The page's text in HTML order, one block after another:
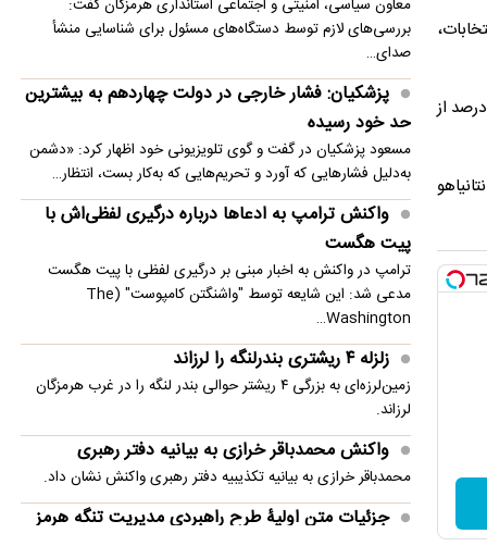
انتخابات،
این در حالی است که تازه‌ترین نظرسنجی منتشرشده توسط موسسه دموکراسی اسرائیل نشان می‌دهد ۶۱ درصد از شهروندان اسرائیل و ۵۷ درصد از
نتانیاهو
مسیر رقابت‌پذیری صنعت قطعه‌سازی است
سنتکام: به محاصره دریایی ایران ادامه می دهیم
مصر خواستار تدوین چشم‌انداز مشترک عربی برای
امنیت منطقه شد
معاون سیاسی، امنیتی و اجتماعی استانداری هرمزگان گفت:
بررسی‌های لازم توسط دستگاه‌های مسئول برای شناسایی منشأ
صدای…
پزشکیان: فشار خارجی در دولت چهاردهم به بیشترین
حد خود رسیده
مسعود پزشکیان در گفت و گوی تلویزیونی خود اظهار کرد: «دشمن
به‌دلیل فشارهایی که آورد و تحریم‌هایی که به‌کار بست، انتظار…
واکنش ترامپ به ادعاها درباره درگیری لفظی‌اش با
پیت هگست
ترامپ در واکنش به اخبار مبنی بر درگیری لفظی با پیت هگست
مدعی شد: این شایعه توسط "واشنگتن کامپوست" (The
Washington…
زلزله ۴ ریشتری بندرلنگه را لرزاند
زمین‌لرزه‌ای به بزرگی ۴ ریشتر حوالی بندر لنگه را در غرب هرمزگان
لرزاند.
واکنش محمدباقر خرازی به بیانیه دفتر رهبری
محمدباقر خرازی به بیانیه تکذیبیه دفتر رهبری واکنش نشان داد.
جزئیات متن اولیۀ طرح راهبردی مدیریت تنگه هرمز